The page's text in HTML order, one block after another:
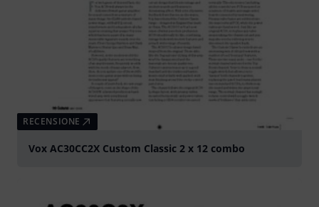
RECENSIONE
Vox AC30CC2X Custom Classic 2 x 12 combo